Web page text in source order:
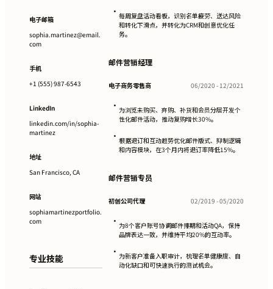
电子邮箱
sophia.martinez@email.
com
手机
+1 (555) 987-6543
LinkedIn
linkedin.com/in/sophia-
martinez
地址
San Francisco, CA
网站
sophiamartinezportfolio.
com
专业技能
• 每周复盘活动看板，识别名单疲劳、送达风险
和转化下滑点，并转化为CRM和创意优化任
务。
邮件营销经理
电子商务零售商 06/2020 - 12/2021
• 为浏览未购买、弃购、补货和会员分层开发个
性化邮件活动，推动复购增长30%。
• 根据退订和互动趋势优化邮件版式、抑制逻辑
和内容模块，在3个月内将退订率降低15%。
邮件营销专员
初创公司代理 02/2019 - 05/2020
• 为8个客户账号协调邮件排期和活动QA，保持
品牌表达一致，并维持平均20%的互动率。
• 为新客户准备入职审计，梳理名单健康度、自
动化缺口和可快速执行的测试机会。